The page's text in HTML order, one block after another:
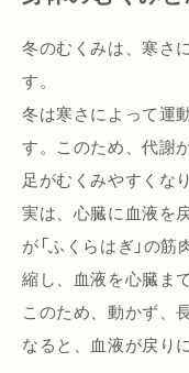
冬のむくみは、寒さ
す。
冬は寒さによって運
す。このため、代謝
足がむくみやすくな
実は、心臓に血液を
が「ふくらはぎ」の
縮し、血液を心臓ま
このため、動かず、
なると、血液が戻り